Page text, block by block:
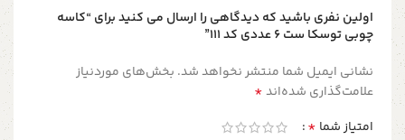
اولین نفری باشید که دیدگاهی را ارسال می کنید برای “کاسه
چوبی توسکا ست ۶ عددی کد ۱۱۱”
نشانی ایمیل شما منتشر نخواهد شد. بخش‌های موردنیاز
علامت‌گذاری شده‌اند*
امتیاز شما *